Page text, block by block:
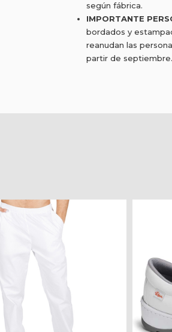
según fábrica.
IMPORTANTE
bordados y
reanudan las
partir de septiembre.